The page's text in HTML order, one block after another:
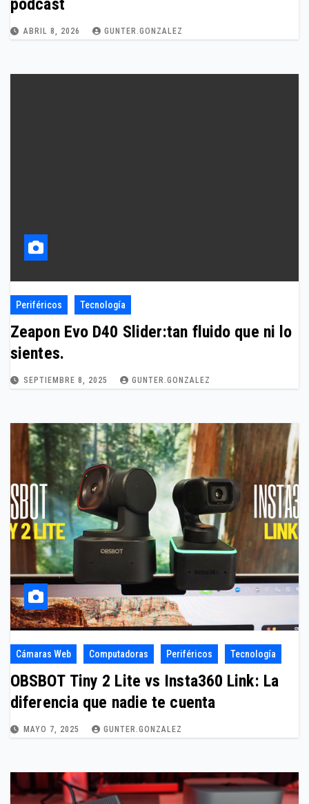
podcast
ABRIL 8, 2026 GUNTER.GONZALEZ
Periféricos Tecnología
Zeapon Evo D40 Slider:tan fluido que ni lo
sientes.
SEPTIEMBRE 8, 2025 GUNTER.GONZALEZ
Cámaras Web Computadoras Periféricos Tecnología
OBSBOT Tiny 2 Lite vs Insta360 Link: La
diferencia que nadie te cuenta
MAYO 7, 2025 GUNTER.GONZALEZ